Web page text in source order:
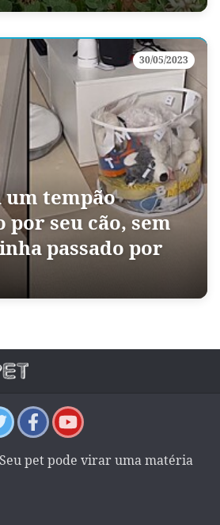
30/05/2023
tempão
seu cão, sem
passado por
pet pode virar uma matéria